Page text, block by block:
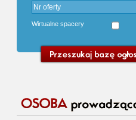
Wirtualne spacery